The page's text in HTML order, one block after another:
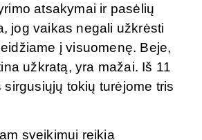
atsakymai ir pasėlių
jog vaikas negali užkrėsti
į visuomenę. Beje,
užkratą, yra mažai. Iš 11
sirgusiųjų tokių turėjome tris
sveikimui reikia